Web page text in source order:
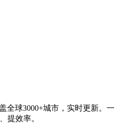
全球3000+城市，实时更新。一
提效率。